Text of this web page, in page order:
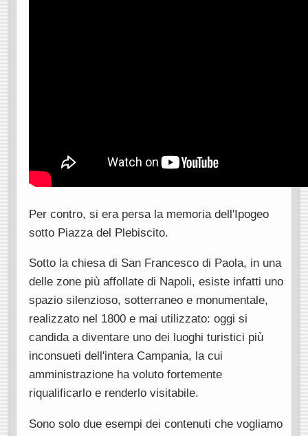
Per contro, si era persa la memoria dell'Ipogeo
sotto Piazza del Plebiscito.
Sotto la chiesa di San Francesco di Paola, in una
delle zone più affollate di Napoli, esiste infatti uno
spazio silenzioso, sotterraneo e monumentale,
realizzato nel 1800 e mai utilizzato: oggi si
candida a diventare uno dei luoghi turistici più
inconsueti dell'intera Campania, la cui
amministrazione ha voluto fortemente
riqualificarlo e renderlo visitabile.
Sono solo due esempi dei contenuti che vogliamo